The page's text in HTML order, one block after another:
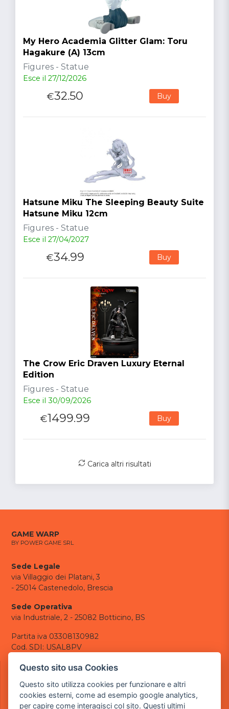
My Hero Academia Glitter Glam: Toru
Hagakure (A) 13cm
Figures - Statue
Esce il 27/12/2026
€32.50 Buy
Hatsune Miku The Sleeping Beauty Suite
Hatsune Miku 12cm
Figures - Statue
Esce il 27/04/2027
€34.99 Buy
The Crow Eric Draven Luxury Eternal
Edition
Figures - Statue
Esce il 30/09/2026
€1499.99 Buy
Carica altri risultati
GAME WARP
BY POWER GAME SRL
Sede Legale
via Villaggio dei Platani, 3
- 25014 Castenedolo, Brescia
Sede Operativa
via Industriale, 2 - 25082 Botticino, BS
Partita iva 03308130982
Cod. SDI: USAL8PV
CONTATTI
tel.: +39 030 376 2377
tel.: +39 030 336 6259
Questo sito usa Cookies
Questo sito utilizza cookies per funzionare e altri
cookies esterni, come ad esempio google analytics,
per capire come interagisci col sito. Questi ultimi